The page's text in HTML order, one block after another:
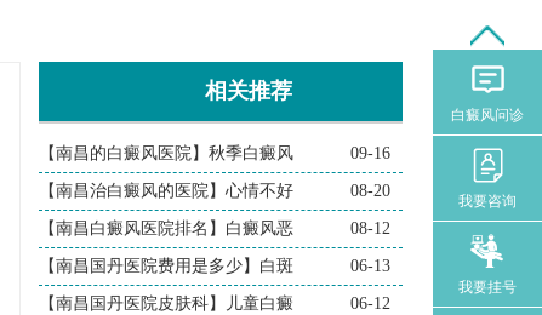
相关推荐
【南昌的白癜风医院】秋季白癜风 09-16
【南昌治白癜风的医院】心情不好 08-20
【南昌白癜风医院排名】白癜风恶 08-12
【南昌国丹医院费用是多少】白斑 06-13
【南昌国丹医院皮肤科】儿童白癜 06-12
白癜风问诊
我要咨询
我要挂号